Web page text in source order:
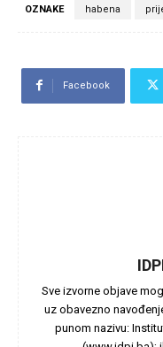
OZNAKE habena
Facebook
Sve izvorne objave
uz obavezno
punom nazivu: